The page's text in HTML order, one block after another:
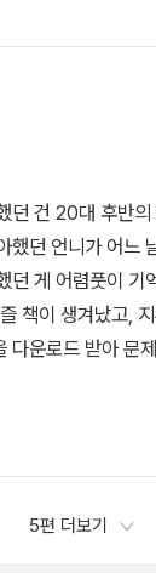
고, 문제를 푸는 사
숫자를 찾고 생각
길러준다.그래서
을 것 같다.또한
여행갈 때도 챙
께 아이가 스도쿠
워지면 좋겠다.*
서평입니다.
조금 어려운 8x8
하는 것들...숨은
잡지나 신문을 보
에 우선 스도쿠란
지 그리고 스도쿠
알려준다.​처음 스
을 익히고 해볼
이 도착하고서 아
이에 아이들이 많
씩 하기에도 좋게
형식으로 되어
하면서 동생하게
급책의 8x8을 하
에 하기에 좋은 두
던 건 20대 후반
했던 언니가 어느
던 게 어렴풋이 기
책이 생겨났고,
다운로드 받아 문
록 비워진 칸을 마
규칙의 놀이임에
해 숫자 배열 속에
로 수학적 창의성
5편 더보기